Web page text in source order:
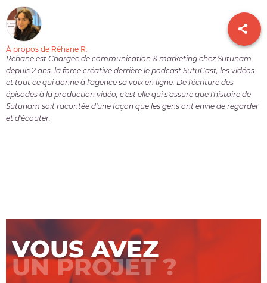
À propos de Réhane R.
Rehane est Chargée de communication & marketing chez Sutunam
depuis 2 ans, la force créative derrière le podcast SutuCast, les vidéos
et tout ce qui donne à l'agence sa voix en ligne. De l'écriture des
épisodes à la production vidéo, c'est elle qui s'assure que l'histoire de
Sutunam soit racontée d'une façon que les gens ont envie de regarder
et d'écouter.
VOUS AVEZ
UN PROJET ?